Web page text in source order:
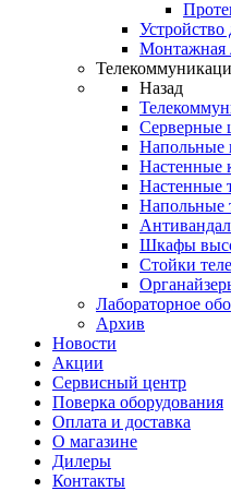
Устройство
Монтажная
Назад
Серверные
Напольные
Настенные
Настенные
Напольные
Шкафы
Стойки
Лабораторное
Архив
Новости
Акции
Сервисный центр
Поверка оборудования
Оплата и доставка
О магазине
Дилеры
Контакты